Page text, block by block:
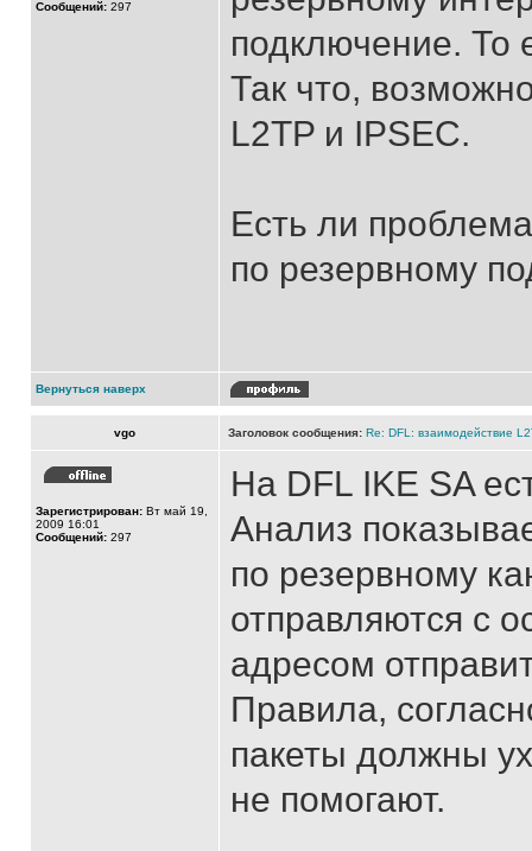
Сообщений: 297
подключение. То
Так что,
L2TP и IPSEC.
Есть ли
по резервному
Вернуться наверх
vgo Заголовок сообщения: Re: DFL: взаимодействие
Зарегистрирован: Вт май 19,
2009 16:01
Сообщений: 297
На DFL IKE SA
Анализ
по резервному
отправляются с
адресом
Правила,
пакеты должны
не помогают.